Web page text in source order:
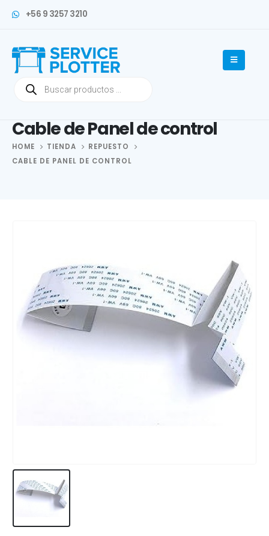
+56 9 3257 3210
Cable de Panel de control
HOME TIENDA
REPUESTO
CABLE DE PANEL DE CONTROL